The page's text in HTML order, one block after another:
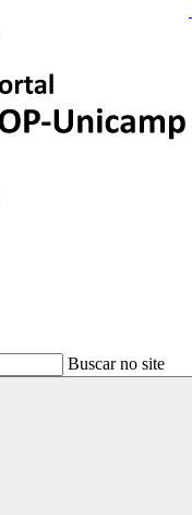
Buscar no site